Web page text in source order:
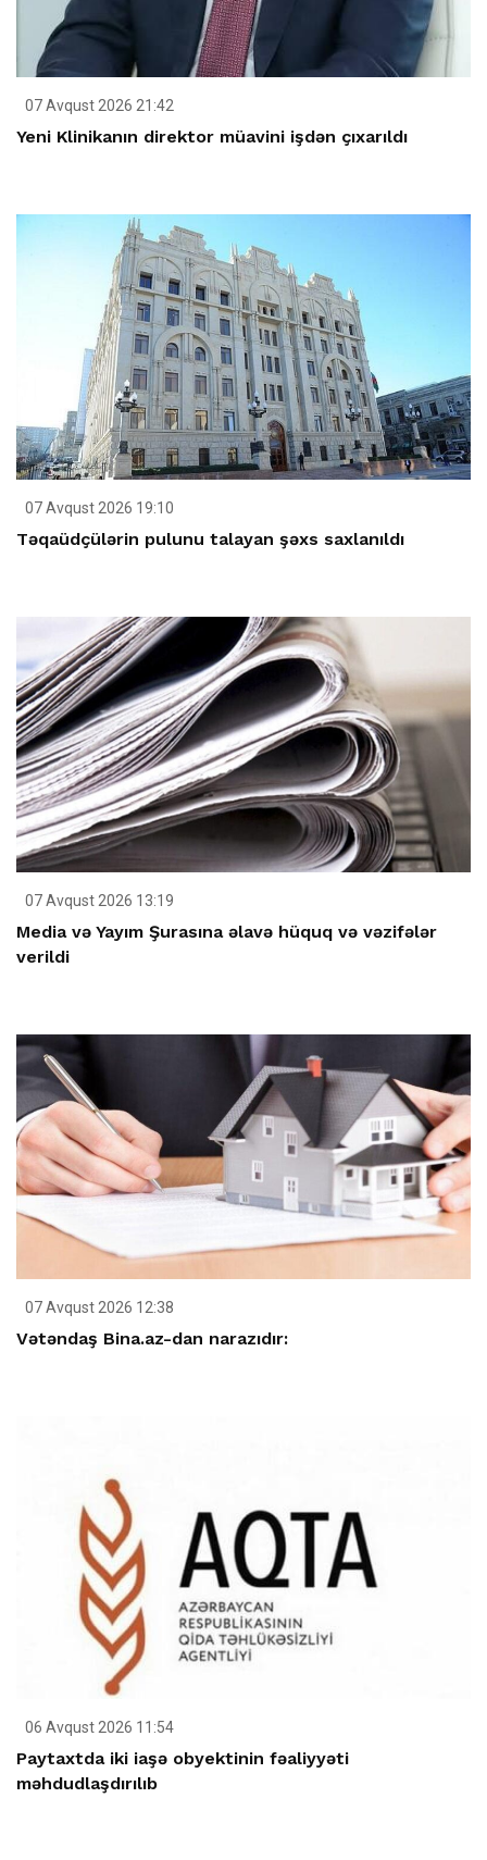
07 Avqust 2026 21:42
Yeni Klinikanın direktor müavini işdən çıxarıldı
07 Avqust 2026 19:10
Təqaüdçülərin pulunu talayan şəxs saxlanıldı
07 Avqust 2026 13:19
Media və Yayım Şurasına əlavə hüquq və vəzifələr
verildi
07 Avqust 2026 12:38
Vətəndaş Bina.az-dan narazıdır:
06 Avqust 2026 11:54
Paytaxtda iki iaşə obyektinin fəaliyyəti
məhdudlaşdırılıb